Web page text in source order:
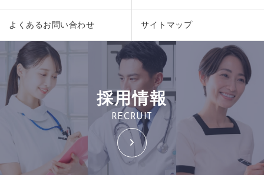
よくあるお問い合わせ サイトマップ
採用情報
RECRUIT